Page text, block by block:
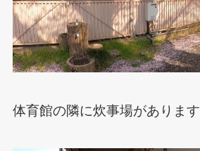
体育館の隣に炊事場があります